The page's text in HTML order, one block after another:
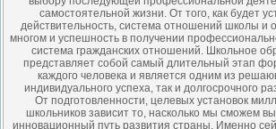
самостоятельной жизни. От того, как будет
действительность, система отношений школы и
многом и успешность в получении
система гражданских отношений. Школьное
представляет собой самый длительный этап
каждого человека и является одним из
индивидуального успеха, так и долгосрочного
От подготовленности, целевых установок
школьников зависит то, насколько мы сможем
инновационный путь развития страны. Именно